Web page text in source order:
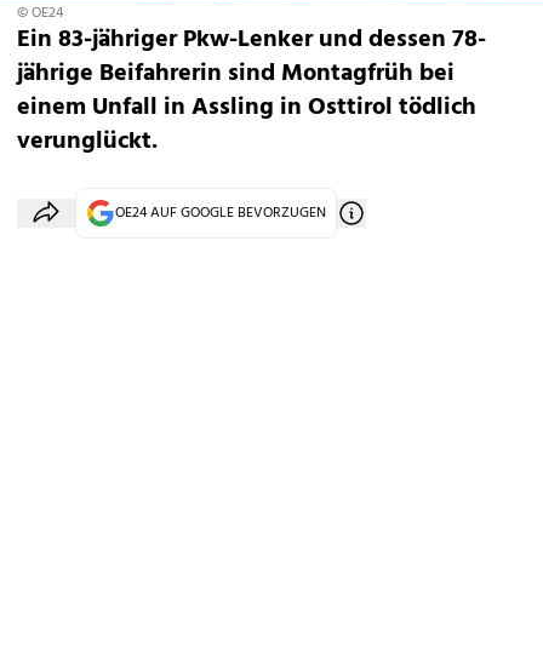
© OE24
Ein 83-jähriger Pkw-Lenker und dessen 78-
jährige Beifahrerin sind Montagfrüh bei
einem Unfall in Assling in Osttirol tödlich
verunglückt.
OE24 AUF GOOGLE BEVORZUGEN